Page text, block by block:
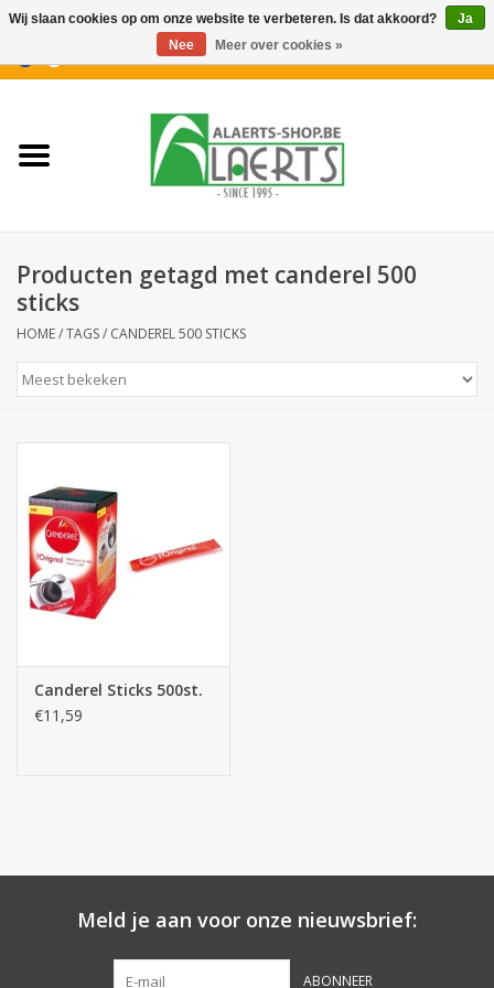
Nieuwigheden
Koffiekoekjes
Botanicals
Snoeppot-Snoep
Kassarollen
Cleaning-producten
Verpakking
Kantoorbenodigdheden
Producten getagd met canderel 500
sticks
HOME/TAGS/ CANDEREL 500 STICKS
Canderel Sticks 500st.
€11,59
Meld je aan voor onze nieuwsbrief:
ABONNEER
Wij slaan cookies op om onze website te verbeteren. Is dat akkoord?
Ja
Nee
Meer over cookies »